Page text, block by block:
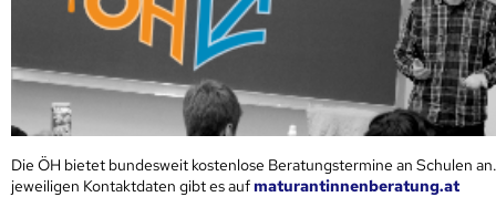
Die ÖH bietet bundesweit kostenlose Beratungstermine an Schulen
jeweiligen Kontaktdaten gibt es aufmaturantinnenberatung.at